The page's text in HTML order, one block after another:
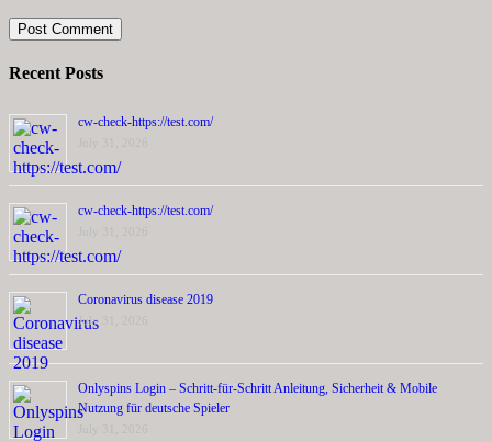
Recent Posts
cw-check-https://test.com/
cw-check-https://test.com/
Coronavirus disease 2019
July 31, 2026
Onlyspins Login – Schritt‑für‑Schritt Anleitung, Sicherheit & Mobile
Nutzung für deutsche Spieler